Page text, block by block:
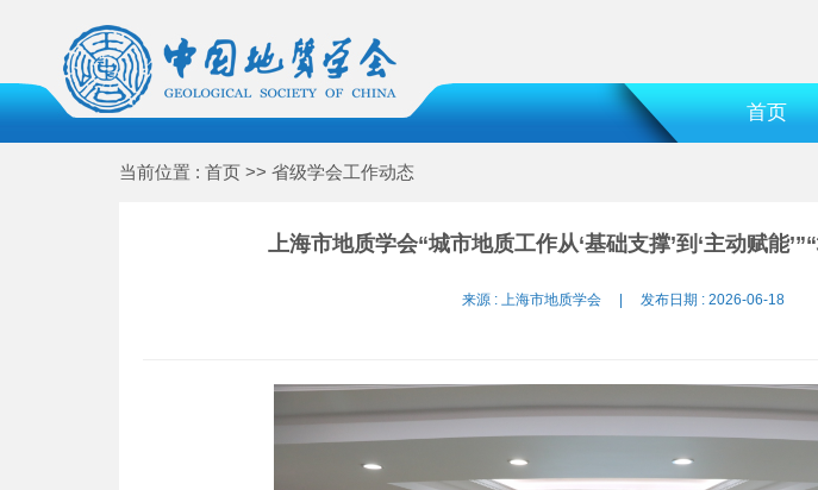
首页
当前位置 : 首页 >> 省级学会工作动态
上海市地质学会“城市地质工作从‘基础支撑’到‘主动赋能
来源 : 上海市地质学会 | 发布日期 : 2026-06-18